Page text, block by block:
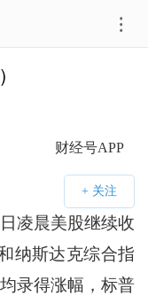
财经号APP
凌晨美股继续收
纳斯达克综合指
录得涨幅，标普